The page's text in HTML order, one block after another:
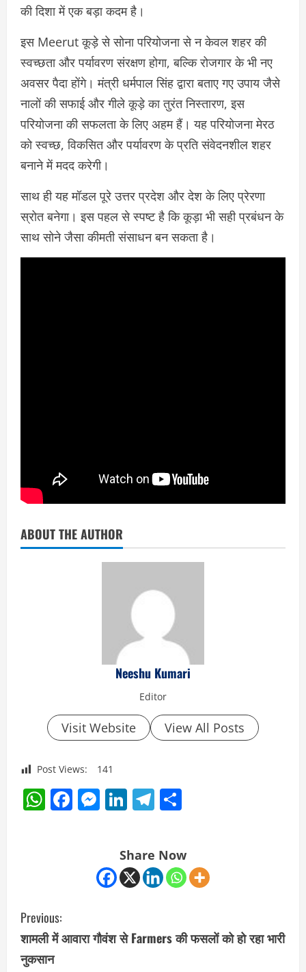
की दिशा में एक बड़ा कदम है।
इस Meerut कूड़े से सोना परियोजना से न केवल शहर की
स्वच्छता और पर्यावरण संरक्षण होगा, बल्कि रोजगार के भी नए
अवसर पैदा होंगे। मंत्री धर्मपाल सिंह द्वारा बताए गए उपाय जैसे
नालों की सफाई और गीले कूड़े का तुरंत निस्तारण, इस
परियोजना की सफलता के लिए अहम हैं। यह परियोजना मेरठ
को स्वच्छ, विकसित और पर्यावरण के प्रति संवेदनशील शहर
बनाने में मदद करेगी।
साथ ही यह मॉडल पूरे उत्तर प्रदेश और देश के लिए प्रेरणा
स्रोत बनेगा। इस पहल से स्पष्ट है कि कूड़ा भी सही प्रबंधन के
साथ सोने जैसा कीमती संसाधन बन सकता है।
ABOUT THE AUTHOR
Neeshu Kumari
Editor
Visit Website View All Posts
Post Views: 141
WhatsApp
Facebook
Messenger
LinkedIn
Telegram
Share Now
C
o
Previous:
शामली में आवारा गौवंश से Farmers की फसलों को हो रहा भारी
नुकसान